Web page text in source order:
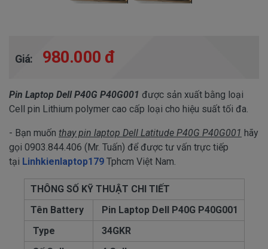
Giá: 980.000 đ
Pin Laptop Dell P40G P40G001 được sản xuất bằng loại
Cell pin Lithium polymer cao cấp loại cho hiệu suất tối đa.
- Bạn muốn thay pin laptop Dell Latitude P40G P40G001 hãy
gọi 0903.844.406 (Mr. Tuấn) để được tư vấn trực tiếp
tại Linhkienlaptop179 Tphcm Việt Nam.
THÔNG SỐ KỸ THUẬT CHI TIẾT
Tên Battery
Pin Laptop Dell P40G P40G001
Type
34GKR